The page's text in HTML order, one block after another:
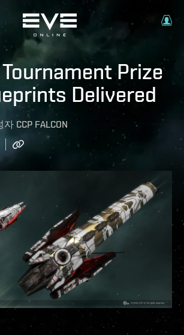
Prize
Delivered
자 CCP FALCON